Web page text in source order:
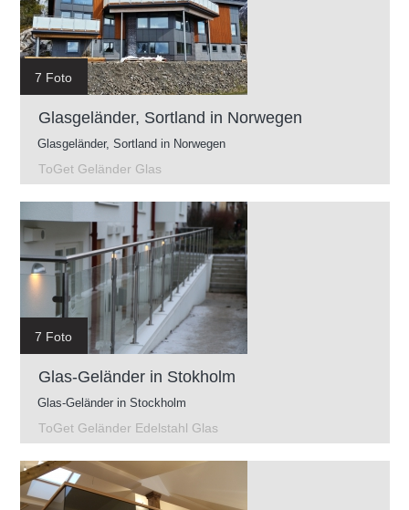
7 Foto
Glasgeländer, Sortland in Norwegen
Glasgeländer, Sortland in Norwegen
ToGet Geländer Glas
7 Foto
Glas-Geländer in Stokholm
Glas-Geländer in Stockholm
ToGet Geländer Edelstahl Glas